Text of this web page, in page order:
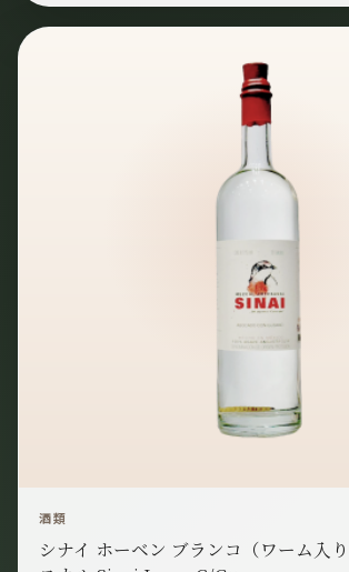
酒類
シナイ ホーベン ブランコ（ワーム入